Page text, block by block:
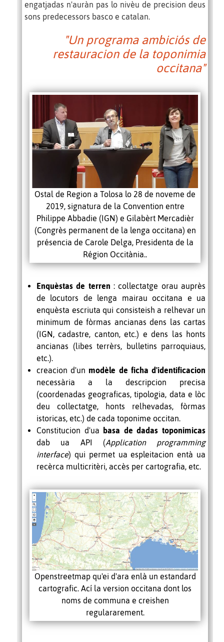
engatjadas n'auràn pas lo nivèu de precision deus
sons predecessors basco e catalan.
"Un programa ambiciós de
restauracion de la toponimia
occitana"
Ostal de Region a Tolosa lo 28 de noveme de
2019, signatura de la Convention entre
Philippe Abbadie (IGN) e Gilabèrt Mercadièr
(Congrès permanent de la lenga occitana) en
présencia de Carole Delga, Presidenta de la
Région Occitània..
Enquèstas de terren : collectatge orau auprès
de locutors de lenga mairau occitana e ua
enquèsta escriuta qui consisteish a relhevar un
minimum de fòrmas ancianas dens las cartas
(IGN, cadastre, canton, etc.) e dens las honts
ancianas (libes terrèrs, bulletins parroquiaus,
etc.).
creacion d'un modèle de ficha d'identificacion
necessària a la descripcion precisa
(coordenadas geograficas, tipologia, data e lòc
deu collectatge, honts relhevadas, fòrmas
istoricas, etc.) de cada toponime occitan.
Constitucion d'ua basa de dadas toponimicas
dab ua API (Application programming
interface) qui permet ua espleitacion entà ua
recèrca multicritèri, accès per cartografia, etc.
Openstreetmap qu'ei d'ara enlà un estandard
cartografic. Ací la version occitana dont los
noms de communa e creishen
regulararement.